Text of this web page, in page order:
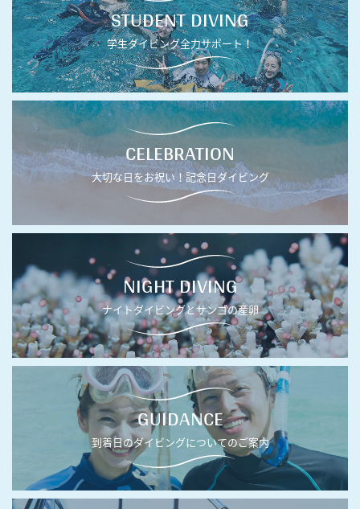
STUDENT DIVING
学生ダイビング全力サポート！
CELEBRATION
大切な日をお祝い！記念日ダイビング
NIGHT DIVING
ナイトダイビングとサンゴの産卵
GUIDANCE
到着日のダイビングについてのご案内